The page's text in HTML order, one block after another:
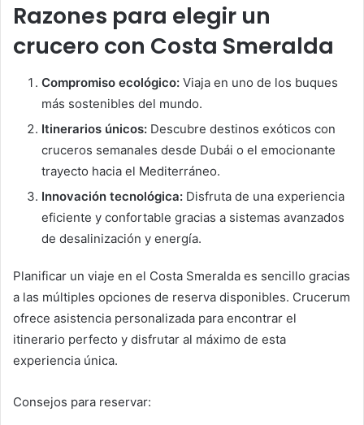
Razones para elegir un
crucero con Costa Smeralda
Compromiso ecológico: Viaja en uno de los buques
más sostenibles del mundo.
Itinerarios únicos: Descubre destinos exóticos con
cruceros semanales desde Dubái o el emocionante
trayecto hacia el Mediterráneo.
Innovación tecnológica: Disfruta de una experiencia
eficiente y confortable gracias a sistemas avanzados
de desalinización y energía.
Planificar un viaje en el Costa Smeralda es sencillo gracias
a las múltiples opciones de reserva disponibles. Crucerum
ofrece asistencia personalizada para encontrar el
itinerario perfecto y disfrutar al máximo de esta
experiencia única.
Consejos para reservar: